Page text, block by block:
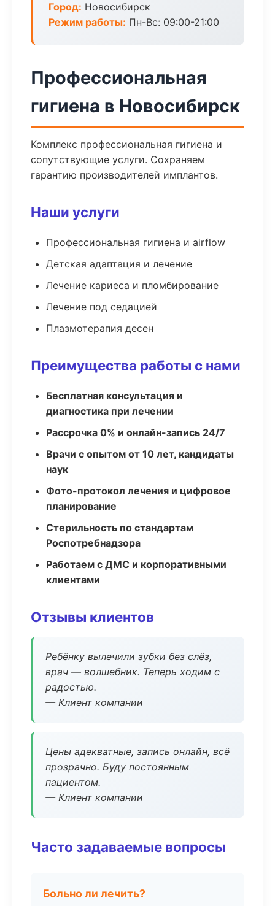
Город: Новосибирск
Режим работы: Пн-Вс: 09:00-21:00
Профессиональная
гигиена в Новосибирск
Комплекс профессиональная гигиена и
сопутствующие услуги. Сохраняем
гарантию производителей имплантов.
Наши услуги
Профессиональная гигиена и airflow
Детская адаптация и лечение
Лечение кариеса и пломбирование
Лечение под седацией
Плазмотерапия десен
Преимущества работы с нами
Бесплатная консультация и
диагностика при лечении
Рассрочка 0% и онлайн-запись 24/7
Врачи с опытом от 10 лет, кандидаты
наук
Фото-протокол лечения и цифровое
планирование
Стерильность по стандартам
Роспотребнадзора
Работаем с ДМС и корпоративными
клиентами
Отзывы клиентов
Ребёнку вылечили зубки без слёз,
врач — волшебник. Теперь ходим с
радостью.
— Клиент компании
Цены адекватные, запись онлайн, всё
прозрачно. Буду постоянным
пациентом.
— Клиент компании
Часто задаваемые вопросы
Больно ли лечить?